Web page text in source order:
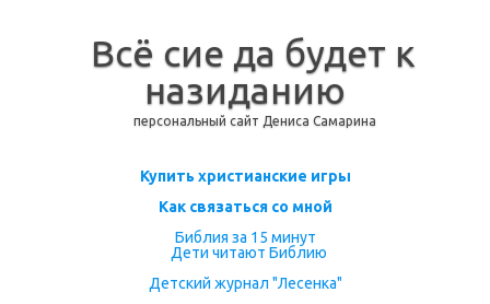
Всё сие да будет к
назиданию
персональный сайт Дениса Самарина
Перейти к содержимому
Купить христианские игры
Как связаться со мной
Библия за 15 минут
Дети читают Библию
Детский журнал "Лесенка"